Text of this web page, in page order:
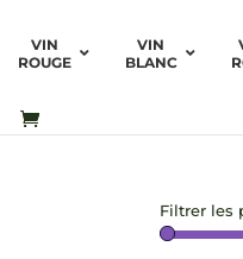
VIN
ROUGE
VIN
BLANC
Filtrer les